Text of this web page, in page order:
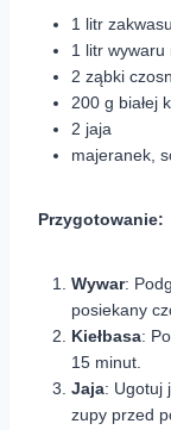
1 litr
1 litr wywaru
2 ząbki
200 g białej
2 jaja
majeranek,
Przygotowanie:
Wywar:
posiekany
Kiełbasa:
15 minut.
Jaja: Ugotuj
zupy przed